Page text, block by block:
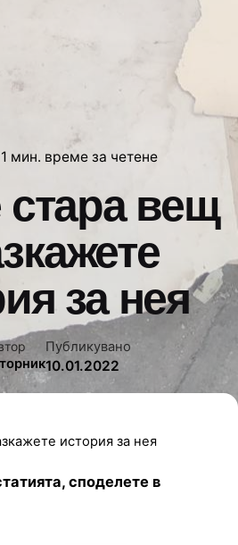
1 мин. време за четене
стара вещ
за нея
Публикувано
10.01.2022
история за нея
споделете в